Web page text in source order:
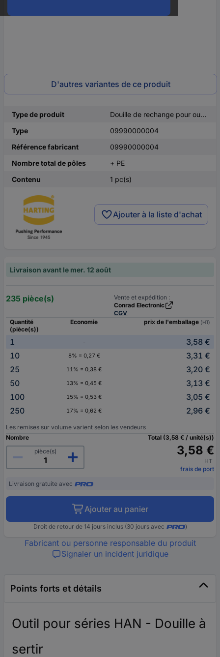
D'autres variantes de ce produit
Type de produit
Douille de rechange pour outil de desserrage pour contacts
Type
09990000004
Référence fabricant
09990000004
Nombre total de pôles
+ PE
Contenu
1 pc(s)
Ajouter à la liste d'achat
Livraison avant le mer. 12 août
235 pièce(s)
Vente et expédition :
Conrad Electronic
CGV
Quantité
(pièce(s))
Economie prix de l'emballage (HT)
1 -
3,58 €
10
8% = 0,27 €
3,31 €
25
11% = 0,38 €
3,20 €
50
13% = 0,45 €
3,13 €
100
15% = 0,53 €
3,05 €
250
17% = 0,62 € 2,96 €
Les remises sur volume varient selon les vendeurs
Nombre
pièce(s)
Total (3,58 € / unité(s))
3,58 €
HT
frais de port
Livraison gratuite avec
Ajouter au panier
Droit de retour de 14 jours inclus (30 jours avec )
Fabricant ou personne responsable du produit
Signaler un incident juridique
Points forts et détails
Outil pour séries HAN - Douille à
sertir